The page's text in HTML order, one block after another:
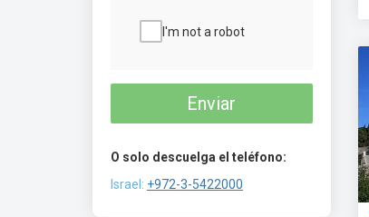
I'm not a robot
Enviar
O solo descuelga el teléfono:
Israel: +972-3-5422000